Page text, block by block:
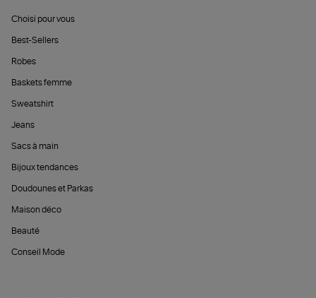
Choisi pour vous
Best-Sellers
Robes
Baskets femme
Sweatshirt
Jeans
Sacs à main
Bijoux tendances
Doudounes et Parkas
Maison déco
Beauté
Conseil Mode